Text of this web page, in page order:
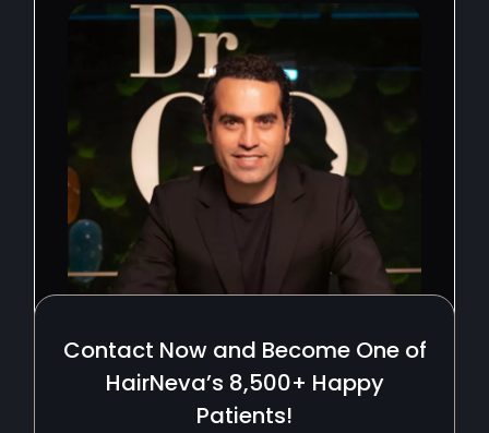
Contact Now and Become One of
HairNeva’s 8,500+ Happy
Patients!